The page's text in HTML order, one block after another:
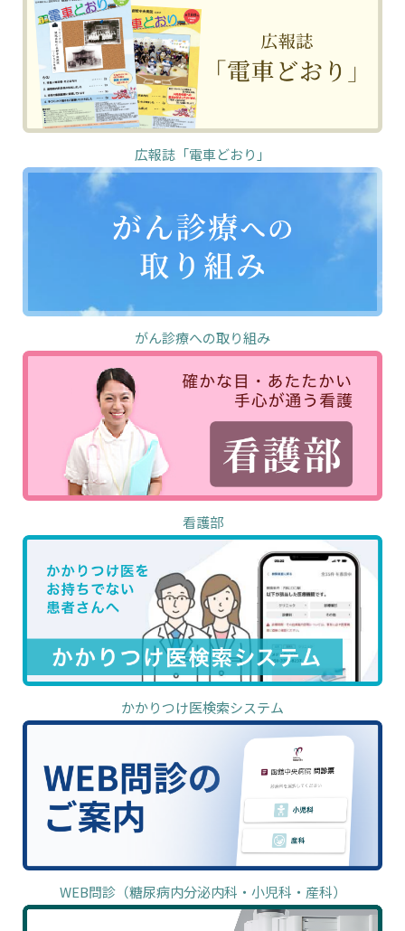
広報誌「電車どおり」
がん診療への取り組み
看護部
かかりつけ医検索システム
WEB問診（糖尿病内分泌内科・小児科・産科）